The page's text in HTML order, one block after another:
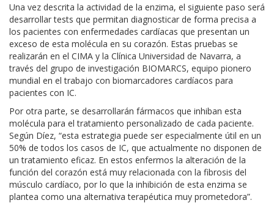
Una vez descrita la actividad de la enzima, el siguiente paso será
desarrollar tests que permitan diagnosticar de forma precisa a
los pacientes con enfermedades cardíacas que presentan un
exceso de esta molécula en su corazón. Estas pruebas se
realizarán en el CIMA y la Clínica Universidad de Navarra, a
través del grupo de investigación BIOMARCS, equipo pionero
mundial en el trabajo con biomarcadores cardíacos para
pacientes con IC.
Por otra parte, se desarrollarán fármacos que inhiban esta
molécula para el tratamiento personalizado de cada paciente.
Según Díez, “esta estrategia puede ser especialmente útil en un
50% de todos los casos de IC, que actualmente no disponen de
un tratamiento eficaz. En estos enfermos la alteración de la
función del corazón está muy relacionada con la fibrosis del
músculo cardíaco, por lo que la inhibición de esta enzima se
plantea como una alternativa terapéutica muy prometedora”.